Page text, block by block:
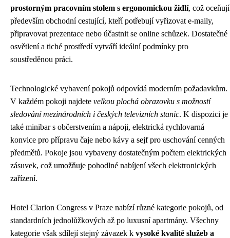
prostorným pracovním stolem s ergonomickou židlí, což oceňují
především obchodní cestující, kteří potřebují vyřizovat e-maily,
připravovat prezentace nebo účastnit se online schůzek. Dostatečné
osvětlení a tiché prostředí vytváří ideální podmínky pro
soustředěnou práci.
Technologické vybavení pokojů odpovídá moderním požadavkům.
V každém pokoji najdete velkou plochá obrazovku s možností
sledování mezinárodních i českých televizních stanic. K dispozici je
také minibar s občerstvením a nápoji, elektrická rychlovarná
konvice pro přípravu čaje nebo kávy a sejf pro uschování cenných
předmětů. Pokoje jsou vybaveny dostatečným počtem elektrických
zásuvek, což umožňuje pohodlné nabíjení všech elektronických
zařízení.
Hotel Clarion Congress v Praze nabízí různé kategorie pokojů, od
standardních jednolůžkových až po luxusní apartmány. Všechny
kategorie však sdílejí stejný závazek k vysoké kvalitě služeb a